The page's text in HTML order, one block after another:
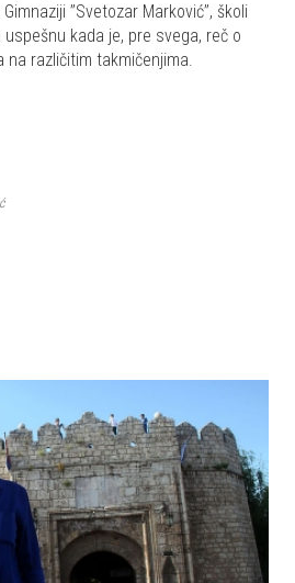
’’Svetozar Marković’’, školi
kada je, pre svega, reč o
na različitim takmičenjima.